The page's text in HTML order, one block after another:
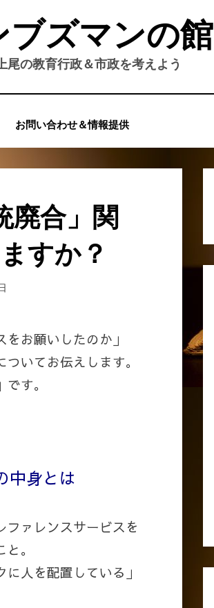
ブズマンの館
尾の教育行政＆市政を考えよう
お問い合わせ＆情報提供
廃合」関
すか？
お願いしたのか」
いてお伝えします。
す。
中身とは
ァレンスサービスを
。
人を配置している」